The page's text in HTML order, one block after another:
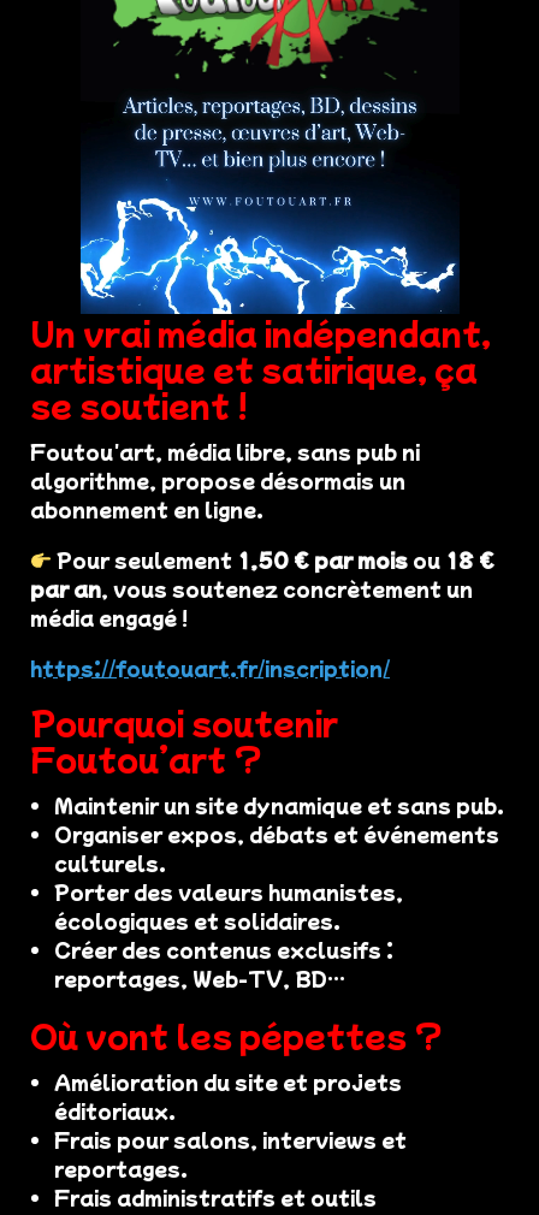
Un vrai média indépendant,
artistique et satirique, ça
se soutient !
Foutou'art, média libre, sans pub ni
algorithme, propose désormais un
abonnement en ligne.
Pour seulement 1,50 € par mois ou 18 €
par an, vous soutenez concrètement un
média engagé !
https://foutouart.fr/inscription/
Pourquoi soutenir
Foutou’art ?
Maintenir un site dynamique et sans pub.
Organiser expos, débats et événements
culturels.
Porter des valeurs humanistes,
écologiques et solidaires.
Créer des contenus exclusifs :
reportages, Web-TV, BD…
Où vont les pépettes ?
Amélioration du site et projets
éditoriaux.
Frais pour salons, interviews et
reportages.
Frais administratifs et outils